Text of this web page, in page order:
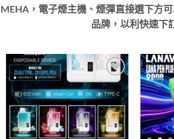
MEHA，電子煙主機、煙彈直接選下方
品牌，以利快速下
Add to
wishlist